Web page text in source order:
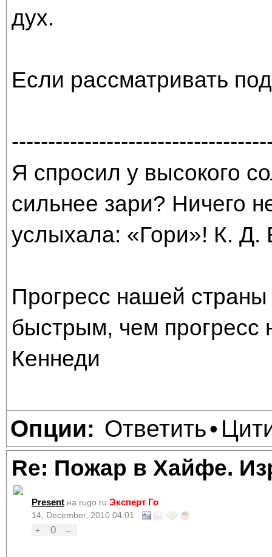
дух.
Если рассматривать
Я спросил у высокого
сильнее зари? Ничего
услыхала: «Гори»! К. Д.
Прогресс нашей
быстрым, чем прогресс
Кеннеди
Опции: Ответить•
Re: Пожар в Хайфе.
Present на rugo.ru Эксперт Го
14, December, 2010 04:01
+
0 –